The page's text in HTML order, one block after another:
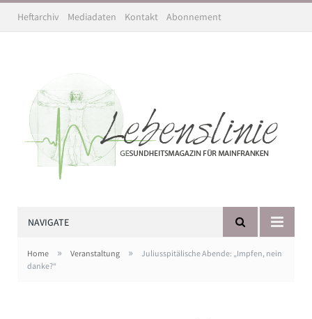
Heftarchiv Mediadaten Kontakt Abonnement
NAVIGATE
Home » Veranstaltung »
Juliusspitälische Abende: „Impfen, nein
danke?“